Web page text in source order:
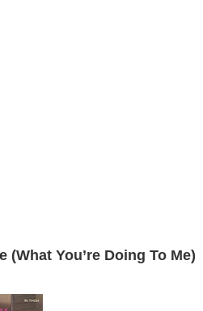
(What You’re Doing To Me)